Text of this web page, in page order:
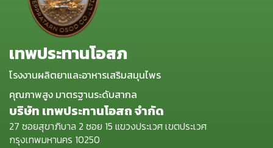
เทพประทานโอสภ
โรงงานผลิตยาและอาหารเสริมสมุนไพร
คุณภาพสูง มาตรฐานระดับสากล
บริษัท เทพประทานโอสถ จำกัด
27 ซอยสุขาภิบาล 2 ซอย 15 แขวงประเวศ เขตประเวศ
กรุงเทพมหานคร 10250